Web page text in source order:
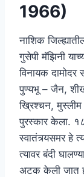
1966)
नाशिक
गुसेपी मॅझिनी
विनायक दामोदर
पुण्यभू – जैन, शीख,
ख्रिश्चन, मुस्लीम
पुरस्कार केला.
स्वातंत्र्यसमर हे
त्यावर बंदी
अटक केली जात